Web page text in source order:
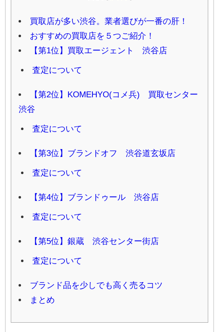
買取店が多い渋谷。業者選びが一番の肝！
おすすめの買取店を５つご紹介！
【第1位】買取エージェント 渋谷店
査定について
【第2位】KOMEHYO(コメ兵) 買取センター
渋谷
査定について
【第3位】ブランドオフ 渋谷道玄坂店
査定について
【第4位】ブランドゥール 渋谷店
査定について
【第5位】銀蔵 渋谷センター街店
査定について
ブランド品を少しでも高く売るコツ
まとめ